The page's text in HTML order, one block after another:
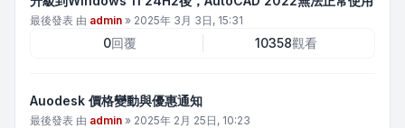
最後發表 由 admin » 2025年 3月 3日, 15:31
0回覆 10358觀看
Auodesk 價格變動與優惠通知
最後發表 由 admin » 2025年 2月 25日, 10:23